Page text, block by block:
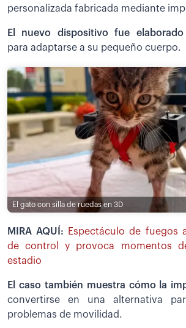
personalizada fabricada mediante
El nuevo dispositivo fue elaborado
para adaptarse a su pequeño cuerpo.
El gato con silla de ruedas en 3D
MIRA AQUÍ:
Espectáculo de fuegos
de control y provoca momentos
estadio
El caso también muestra cómo la
convertirse en una alternativa
problemas de movilidad.